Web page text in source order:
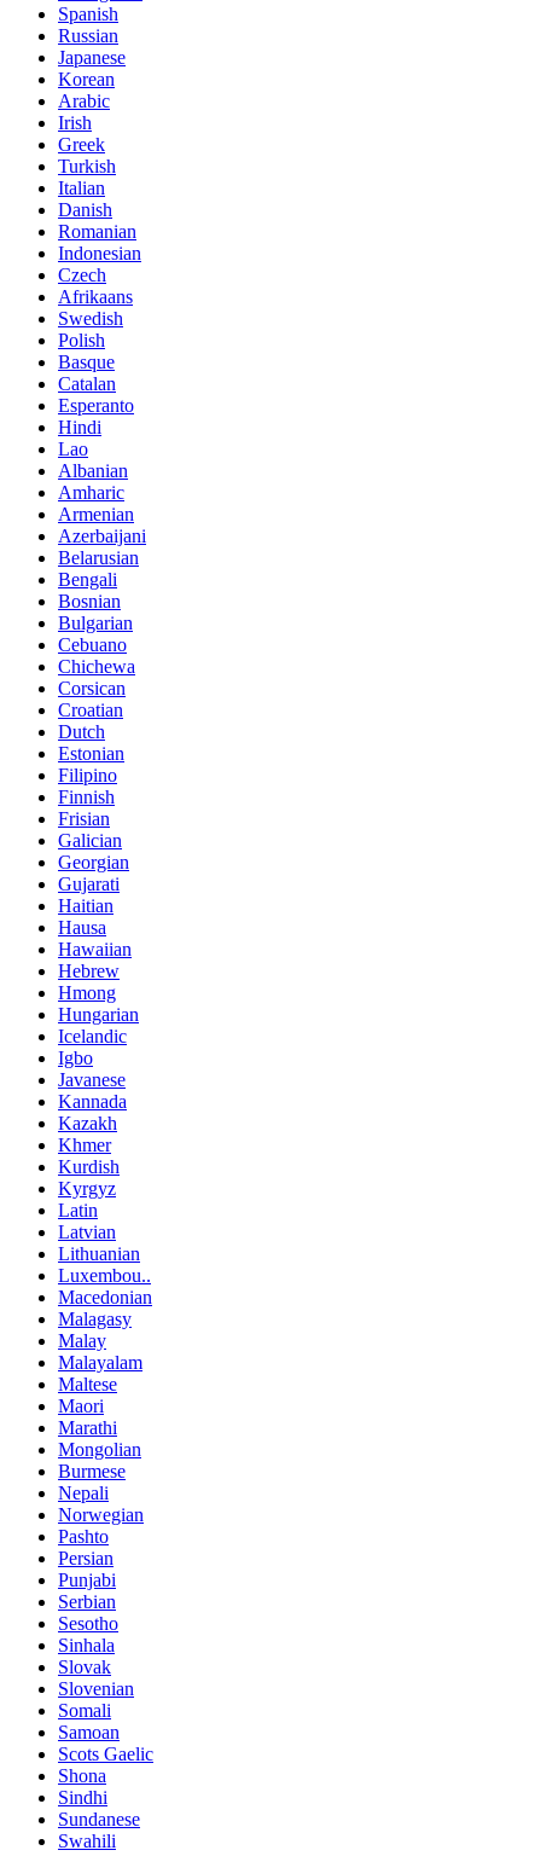
Spanish
Russian
Japanese
Korean
Arabic
Irish
Greek
Turkish
Italian
Danish
Romanian
Indonesian
Czech
Afrikaans
Swedish
Polish
Basque
Catalan
Esperanto
Hindi
Lao
Albanian
Amharic
Armenian
Azerbaijani
Belarusian
Bengali
Bosnian
Bulgarian
Cebuano
Chichewa
Corsican
Croatian
Dutch
Estonian
Filipino
Finnish
Frisian
Galician
Georgian
Gujarati
Haitian
Hausa
Hawaiian
Hebrew
Hmong
Hungarian
Icelandic
Igbo
Javanese
Kannada
Kazakh
Khmer
Kurdish
Kyrgyz
Latin
Latvian
Lithuanian
Luxembou..
Macedonian
Malagasy
Malay
Malayalam
Maltese
Maori
Marathi
Mongolian
Burmese
Nepali
Norwegian
Pashto
Persian
Punjabi
Serbian
Sesotho
Sinhala
Slovak
Slovenian
Somali
Samoan
Scots Gaelic
Shona
Sindhi
Sundanese
Swahili